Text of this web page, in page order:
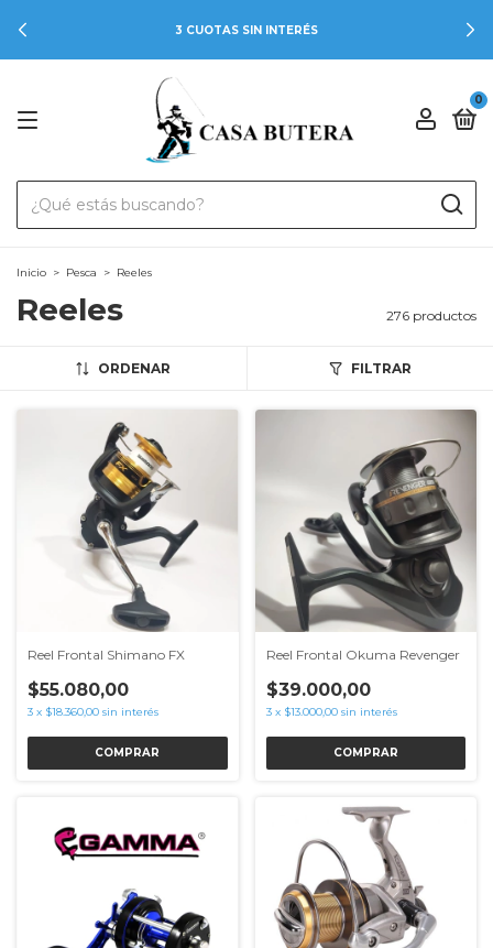
3 CUOTAS SIN INTERÉS
0
Inicio > Pesca > Reeles
Reeles 276 productos
ORDENAR FILTRAR
Reel Frontal Shimano FX
$55.080,00
3 x $18.360,00 sin interés
COMPRAR
Reel Frontal Okuma Revenger
$39.000,00
3 x $13.000,00 sin interés
COMPRAR